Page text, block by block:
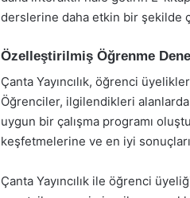
derslerine daha etkin bir şekilde
Özelleştirilmiş Öğrenme
Çanta Yayıncılık, öğrenci
Öğrenciler, ilgilendikleri
uygun bir çalışma programı
keşfetmelerine ve en iyi
Çanta Yayıncılık ile öğrenci